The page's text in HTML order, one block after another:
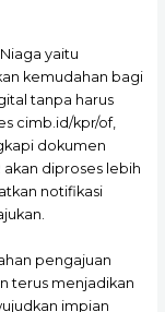
yaitu
kemudahan bagi
tanpa harus
cimb.id/kpr/of,
dokumen
akan diproses lebih
notifikasi
pengajuan
terus menjadikan
impian